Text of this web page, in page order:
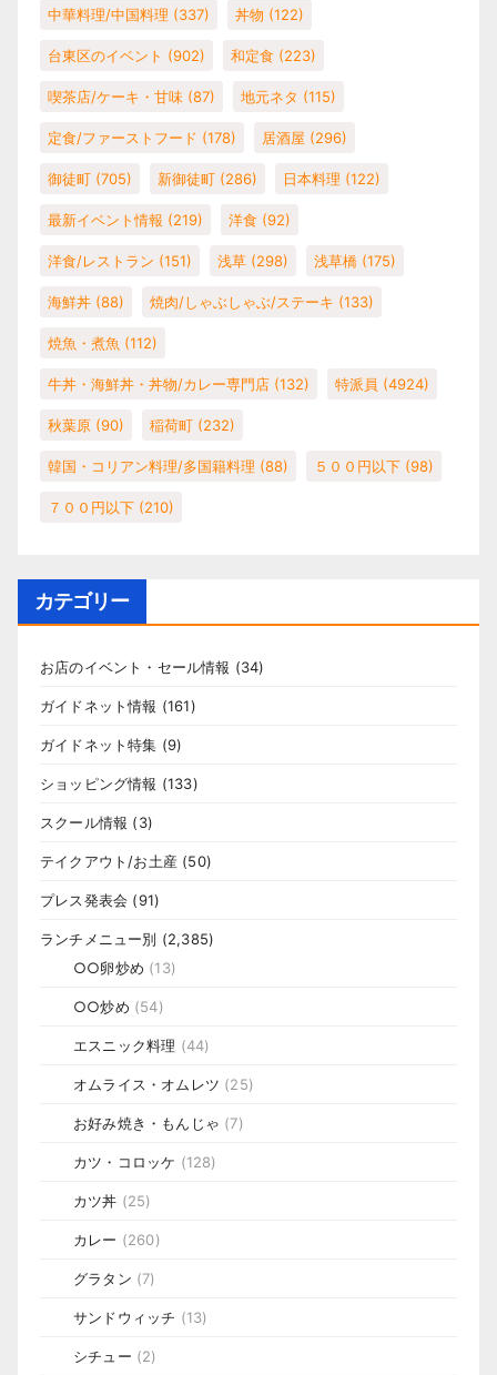
中華料理/中国料理 (337) 丼物 (122)
台東区のイベント (902) 和定食 (223)
喫茶店/ケーキ・甘味 (87) 地元ネタ (115)
定食/ファーストフード (178) 居酒屋 (296)
御徒町 (705) 新御徒町 (286) 日本料理 (122)
最新イベント情報 (219) 洋食 (92)
洋食/レストラン (151) 浅草 (298) 浅草橋 (175)
海鮮丼 (88) 焼肉/しゃぶしゃぶ/ステーキ (133)
焼魚・煮魚 (112)
牛丼・海鮮丼・丼物/カレー専門店 (132) 特派員 (4924)
秋葉原 (90) 稲荷町 (232)
韓国・コリアン料理/多国籍料理 (88) ５００円以下 (98)
７００円以下 (210)
カテゴリー
お店のイベント・セール情報 (34)
ガイドネット情報 (161)
ガイドネット特集 (9)
ショッピング情報 (133)
スクール情報 (3)
テイクアウト/お土産 (50)
プレス発表会 (91)
ランチメニュー別 (2,385)
○○卵炒め (13)
○○炒め (54)
エスニック料理 (44)
オムライス・オムレツ (25)
お好み焼き・もんじゃ (7)
カツ・コロッケ (128)
カツ丼 (25)
カレー (260)
グラタン (7)
サンドウィッチ (13)
シチュー (2)